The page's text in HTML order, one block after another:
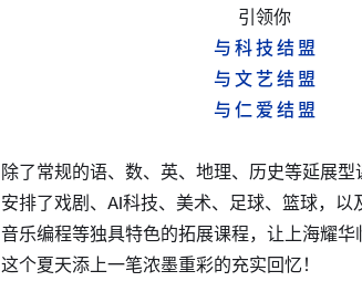
引领你
与 科 技 结 盟
与 文 艺 结 盟
与 仁 爱 结 盟
除了常规的语、数、英、地理、历史等延展
安排了戏剧、AI科技、美术、足球、篮球，以
音乐编程等独具特色的拓展课程，让上海耀华
这个夏天添上一笔浓墨重彩的充实回忆！